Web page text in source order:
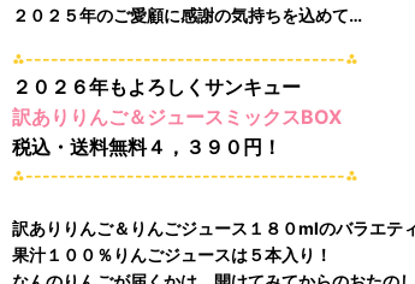
２０２５年のご愛顧に感謝の気持ちを込めて…
⁂--------------------------------------⁂
２０２６年もよろしくサンキュー
訳ありりんご＆ジュースミックスBOX
税込・送料無料４，３９０円！
⁂--------------------------------------⁂
訳ありりんご＆りんごジュース１８０mlのバラエテ
果汁１００％りんごジュースは５本入り！